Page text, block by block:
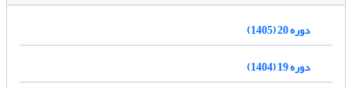
دوره 20 (1405)
دوره 19 (1404)